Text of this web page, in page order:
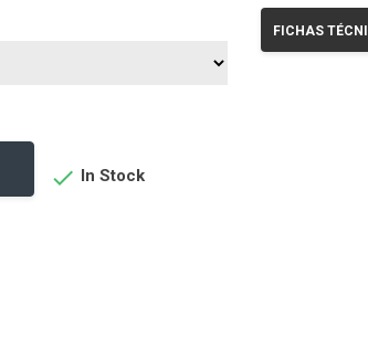
 In Stock
FICHAS